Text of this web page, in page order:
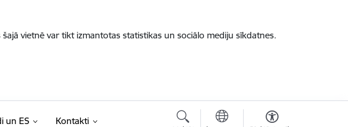
vietnē var tikt izmantotas statistikas un sociālo mediju sīkdatnes.
un ES Kontakti